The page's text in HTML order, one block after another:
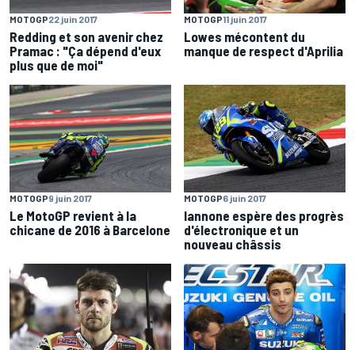
MOTOGP22 juin 2017
Redding et son avenir chez
Pramac : "Ça dépend d'eux
plus que de moi"
MOTOGP11 juin 2017
Lowes mécontent du
manque de respect d'Aprilia
MOTOGP9 juin 2017
Le MotoGP revient à la
chicane de 2016 à Barcelone
MOTOGP6 juin 2017
Iannone espère des progrès
d'électronique et un
nouveau châssis